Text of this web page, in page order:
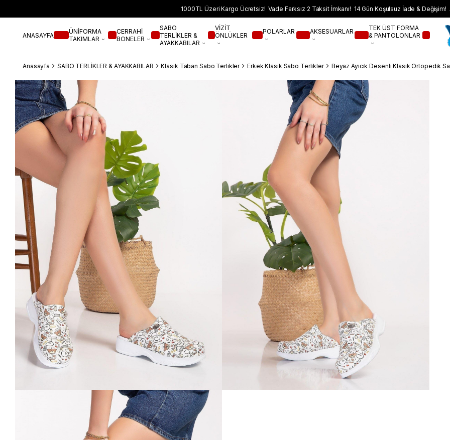
1000TL Üzeri Kargo Ücretsiz! Vade Farksız 2 Taksit İmkanı! 14 Gün Koşulsuz İade & Değişim!
ANASAYFA
ÜNİFORMA
TAKIMLAR
CERRAHİ
BONELER
SABO
TERLİKLER &
AYAKKABILAR
VİZİT
ÖNLÜKLER
POLARLAR AKSESUARLAR
TEK ÜST FORMA
& PANTOLONLAR
Anasayfa SABO TERLİKLER & AYAKKABILAR Klasik Taban Sabo Terlikler Erkek Klasik Sabo Terlikler Beyaz Ayıcık Desenli Klasik Ortopedik